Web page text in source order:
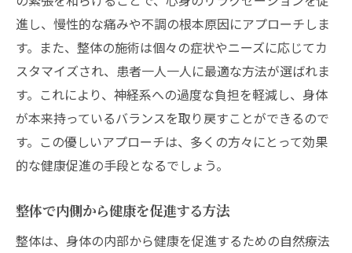
進し、慢性的な痛みや不調の根本原因にアプローチしま
す。また、整体の施術は個々の症状やニーズに応じてカ
スタマイズされ、患者一人一人に最適な方法が選ばれま
す。これにより、神経系への過度な負担を軽減し、身体
が本来持っているバランスを取り戻すことができるので
す。この優しいアプローチは、多くの方々にとって効果
的な健康促進の手段となるでしょう。
整体で内側から健康を促進する方法
整体は、身体の内部から健康を促進するための自然療法